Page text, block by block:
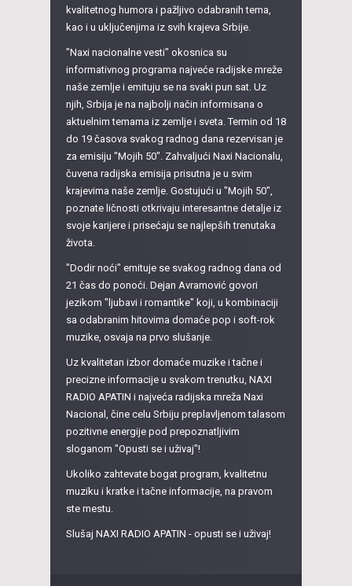
kvalitetnog humora i pažljivo odabranih tema,
kao i u uključenjima iz svih krajeva Srbije.
"Naxi nacionalne vesti" okosnica su
informativnog programa najveće radijske mreže
naše zemlje i emituju se na svaki pun sat. Uz
njih, Srbija je na najbolji način informisana o
aktuelnim temama iz zemlje i sveta. Termin od 18
do 19 časova svakog radnog dana rezervisan je
za emisiju "Mojih 50". Zahvaljući Naxi Nacionalu,
čuvena radijska emisija prisutna je u svim
krajevima naše zemlje. Gostujući u "Mojih 50",
poznate ličnosti otkrivaju interesantne detalje iz
svoje karijere i prisećaju se najlepših trenutaka
života.
"Dodir noći" emituje se svakog radnog dana od
21 čas do ponoći. Dejan Avramović govori
jezikom "ljubavi i romantike" koji, u kombinaciji
sa odabranim hitovima domaće pop i soft-rok
muzike, osvaja na prvo slušanje.
Uz kvalitetan izbor domaće muzike i tačne i
precizne informacije u svakom trenutku, NAXI
RADIO APATIN i najveća radijska mreža Naxi
Nacional, čine celu Srbiju preplavljenom talasom
pozitivne energije pod prepoznatljivim
sloganom "Opusti se i uživaj"!
Ukoliko zahtevate bogat program, kvalitetnu
muziku i kratke i tačne informacije, na pravom
ste mestu.
Slušaj NAXI RADIO APATIN - opusti se i uživaj!